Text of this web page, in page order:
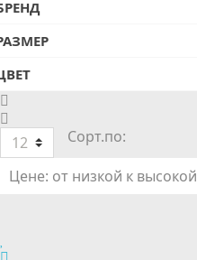
12
Сорт.по:
Цене: от низкой к высокой